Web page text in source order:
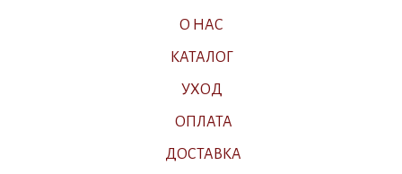
КАТАЛОГ
УХОД
О НАС
ОПЛАТА
ДОСТАВКА